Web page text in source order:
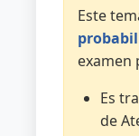
la
de
Este
examen
Es
de